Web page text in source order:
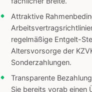
Attraktive
regelmäßige Entgelt-
Altersvorsorge der
Sonderzahlungen.
Transparente
Sie bereits vorab einen